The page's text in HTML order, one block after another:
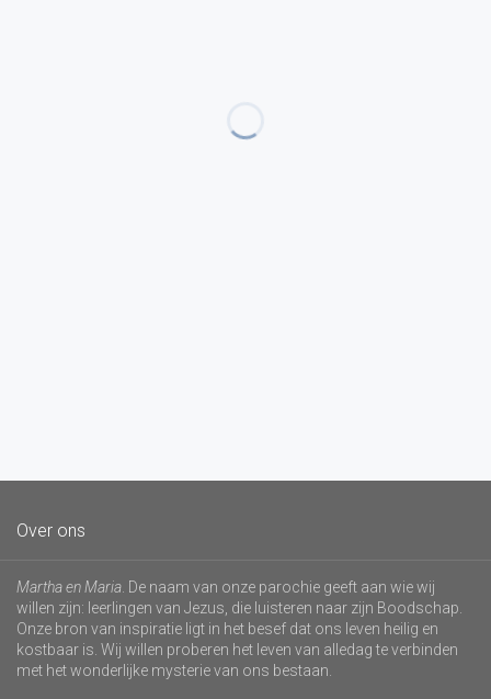
Over ons
Martha en Maria . De naam van onze parochie geeft aan wie wij
willen zijn: leerlingen van Jezus, die luisteren naar zijn Boodschap.
Onze bron van inspiratie ligt in het besef dat ons leven heilig en
kostbaar is. Wij willen proberen het leven van alledag te verbinden
met het wonderlijke mysterie van ons bestaan.